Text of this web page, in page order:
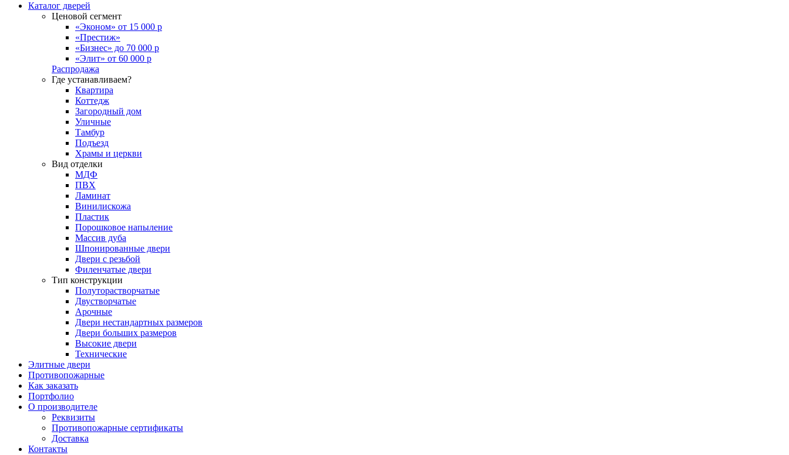
Каталог дверей
Ценовой сегмент
«Эконом» от 15 000 р
«Престиж»
«Бизнес» до 70 000 р
«Элит» от 60 000 р
Распродажа
Где устанавливаем?
Квартира
Коттедж
Загородный дом
Уличные
Тамбур
Подъезд
Храмы и церкви
Вид отделки
МДФ
ПВХ
Ламинат
Винилискожа
Пластик
Порошковое напыление
Массив дуба
Шпонированные двери
Двери с резьбой
Филенчатые двери
Тип конструкции
Полуторастворчатые
Двустворчатые
Арочные
Двери нестандартных размеров
Двери больших размеров
Высокие двери
Технические
Элитные двери
Противопожарные
Как заказать
Портфолио
О производителе
Реквизиты
Противопожарные сертификаты
Доставка
Контакты